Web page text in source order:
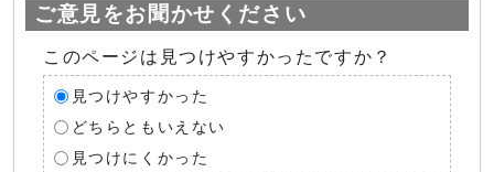
ご意見をお聞かせください
このページは見つけやすかったですか？
見つけやすかった
どちらともいえない
見つけにくかった